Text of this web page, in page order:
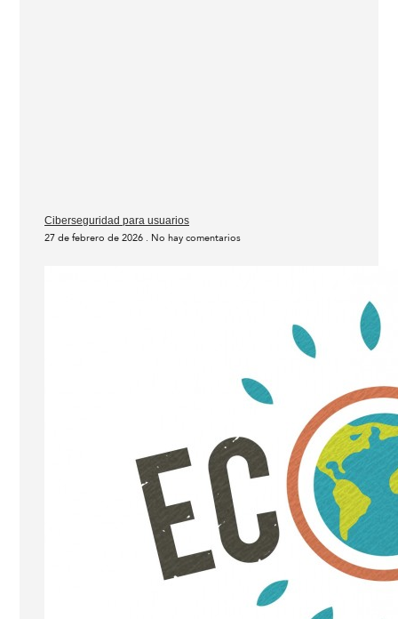
Ciberseguridad para usuarios
27 de febrero de 2026 No hay comentarios